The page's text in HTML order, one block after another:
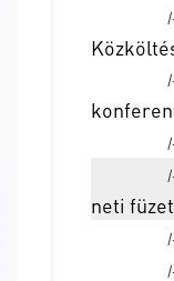
ne­ti